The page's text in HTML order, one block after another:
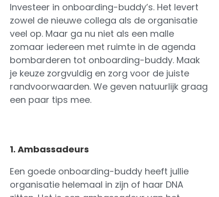
Investeer in onboarding-buddy’s. Het levert
zowel de nieuwe collega als de organisatie
veel op. Maar ga nu niet als een malle
zomaar iedereen met ruimte in de agenda
bombarderen tot onboarding-buddy. Maak
je keuze zorgvuldig en zorg voor de juiste
randvoorwaarden. We geven natuurlijk graag
een paar tips mee.
1. Ambassadeurs
Een goede onboarding-buddy heeft jullie
organisatie helemaal in zijn of haar DNA